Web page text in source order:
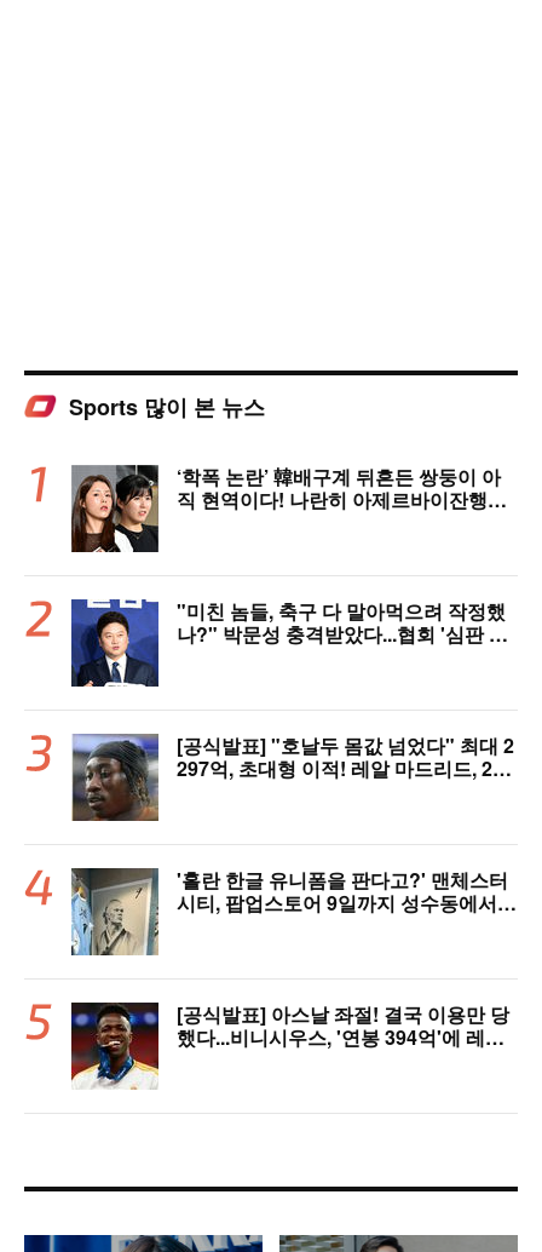
Sports 많이 본 뉴스
‘학폭 논란’ 韓배구계 뒤흔든 쌍둥이 아
직 현역이다! 나란히 아제르바이잔행→5
"미친 놈들, 축구 다 말아먹으려 작정했
나?" 박문성 충격받았다...협회 '심판 성
[공식발표] "호날두 몸값 넘었다" 최대 2
297억, 초대형 이적! 레알 마드리드, 21
'홀란 한글 유니폼을 판다고?' 맨체스터
시티, 팝업스토어 9일까지 성수동에서
[공식발표] 아스날 좌절! 결국 이용만 당
했다...비니시우스, '연봉 394억'에 레알